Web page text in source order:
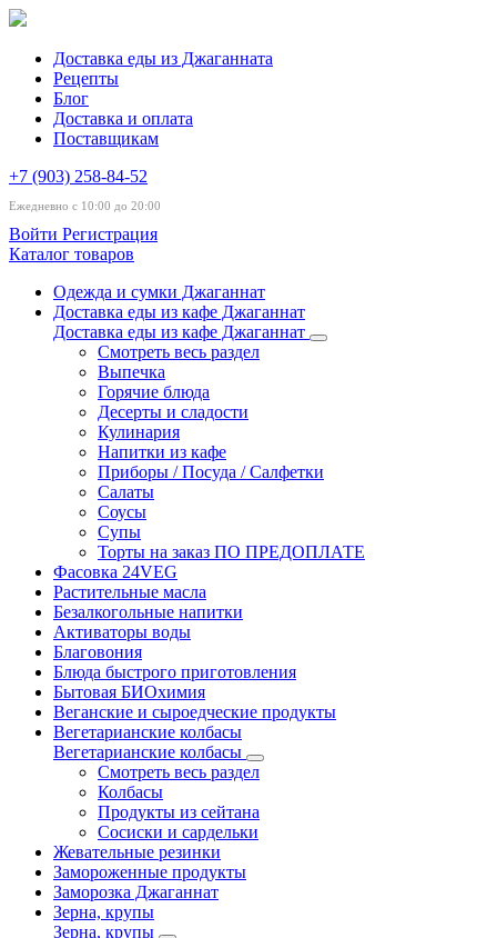
Доставка еды из Джаганната
Рецепты
Блог
Доставка и оплата
Поставщикам
+7 (903) 258-84-52
Ежедневно с 10:00 до 20:00
Войти Регистрация
Каталог товаров
Одежда и сумки Джаганнат
Доставка еды из кафе Джаганнат
Доставка еды из кафе Джаганнат
Смотреть весь раздел
Выпечка
Горячие блюда
Десерты и сладости
Кулинария
Напитки из кафе
Приборы / Посуда / Салфетки
Салаты
Соусы
Супы
Торты на заказ ПО ПРЕДОПЛАТЕ
Фасовка 24VEG
Растительные масла
Безалкогольные напитки
Активаторы воды
Благовония
Блюда быстрого приготовления
Бытовая БИОхимия
Веганские и сыроедческие продукты
Вегетарианские колбасы
Вегетарианские колбасы
Смотреть весь раздел
Колбасы
Продукты из сейтана
Сосиски и сардельки
Жевательные резинки
Замороженные продукты
Заморозка Джаганнат
Зерна, крупы
Зерна, крупы